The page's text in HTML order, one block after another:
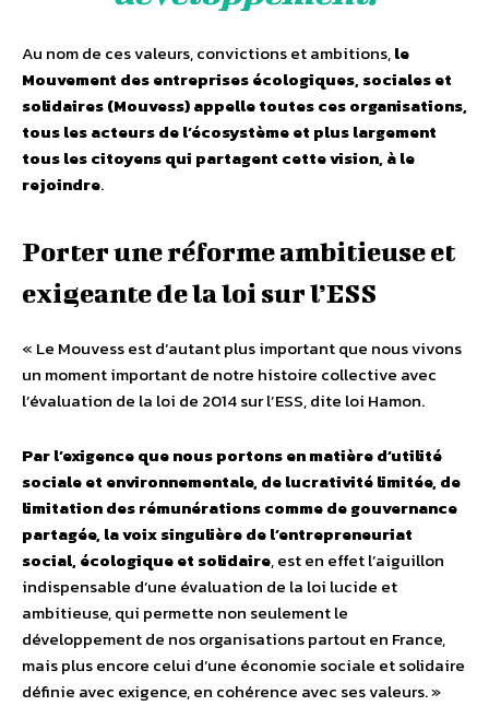
Au nom de ces valeurs, convictions et ambitions,le
Mouvement des entreprises écologiques, sociales et
solidaires (Mouvess) appelle toutes ces organisations,
tous les acteurs de l’écosystème et plus largement
tous les citoyens qui partagent cette vision, à le
rejoindre.
Porter une réforme ambitieuse et
exigeante de la loi sur l’ESS
« Le Mouvess est d’autant plus important que nous vivons
un moment important de notre histoire collective avec
l’évaluation de la loi de 2014 sur l’ESS, dite loi Hamon.
Par l’exigence que nous portons en matière d’utilité
sociale et environnementale, de lucrativité limitée, de
limitation des rémunérations comme de gouvernance
partagée, la voix singulière de l’entrepreneuriat
social, écologique et solidaire, est en effet l’aiguillon
indispensable d’une évaluation de la loi lucide et
ambitieuse, qui permette non seulement le
développement de nos organisations partout en France,
mais plus encore celui d’une économie sociale et solidaire
définie avec exigence, en cohérence avec ses valeurs. »